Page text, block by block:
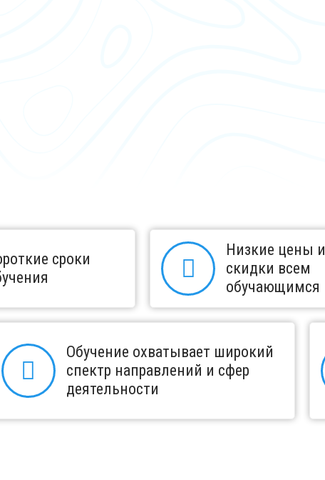
сроки
Низкие цены и
скидки всем
обучающимся
Обучение охватывает широкий
спектр направлений и сфер
деятельности